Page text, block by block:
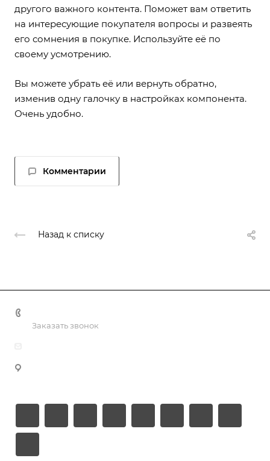
другого важного контента. Поможет вам ответить
на интересующие покупателя вопросы и развеять
его сомнения в покупке. Используйте её по
своему усмотрению.
Вы можете убрать её или вернуть обратно,
изменив одну галочку в настройках компонента.
Очень удобно.
Комментарии
Назад к списку
Заказать звонок